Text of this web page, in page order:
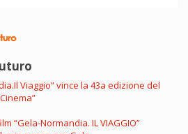
Viaggio” vince la 43a edizione del
“Gela-Normandia. IL VIAGGIO”